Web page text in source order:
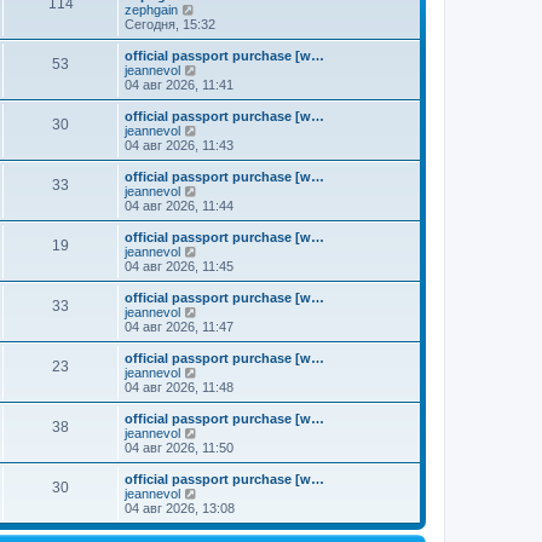
у
с
о
б
щ
е
н
и
н
е
с
о
щ
е
о
с
л
д
н
е
у
с
о
б
щ
е
н
и
114
zephgain
е
р
е
й
и
п
о
с
е
д
н
е
м
у
с
о
о
б
щ
е
н
и
ю
Сегодня, 15:32
53
official passport purchase [w…
jeannevol
е
р
е
й
т
п
о
с
е
н
е
м
с
о
о
щ
е
н
ю
04 авг 2026, 11:41
30
official passport purchase [w…
jeannevol
е
р
е
й
т
п
о
с
е
н
е
м
с
о
о
щ
е
н
ю
04 авг 2026, 11:43
33
official passport purchase [w…
jeannevol
е
р
е
й
т
п
о
с
е
н
е
м
с
о
о
щ
е
н
04 авг 2026, 11:44
19
official passport purchase [w…
jeannevol
е
р
е
й
т
п
о
с
е
н
е
м
с
о
04 авг 2026, 11:45
33
official passport purchase [w…
jeannevol
е
р
е
й
т
п
о
с
е
н
е
04 авг 2026, 11:47
23
official passport purchase [w…
jeannevol
е
р
е
й
т
п
о
с
л
04 авг 2026, 11:48
38
official passport purchase [w…
jeannevol
е
р
е
й
т
к
04 авг 2026, 11:50
30
official passport purchase [w…
jeannevol
е
р
е
04 авг 2026, 13:08